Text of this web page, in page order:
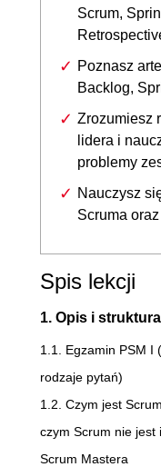
Scrum,
Poznasz
Backlog,
Zrozumiesz
lidera i
problemy
Nauczysz
Scruma
Spis lekcji
1. Opis i
1.1. Egzamin PSM I
rodzaje pytań)
1.2. Czym jest
czym Scrum nie jest
Scrum Mastera